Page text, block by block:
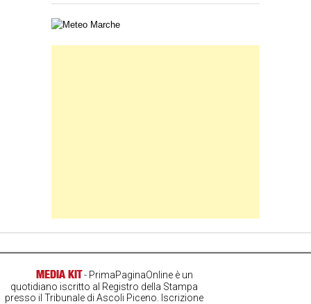
Carta meteorologica delle Marche
MEDIA KIT- PrimaPaginaOnline è un
quotidiano iscritto al Registro della Stampa
presso il Tribunale di Ascoli Piceno. Iscrizione